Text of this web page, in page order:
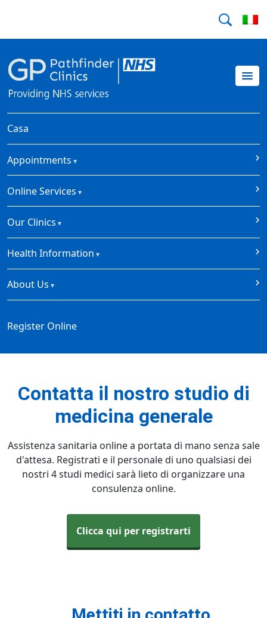
Casa
Appointments
Online Services
Our Clinics
Health Information
About Us
Register Online
Contatta il nostro studio di
medicina generale
Assistenza sanitaria online a portata di mano senza sale
d'attesa. Registrati e il personale di uno qualsiasi dei
nostri 4 studi medici sarà lieto di organizzare una
consulenza online.
Clicca qui per registrarti